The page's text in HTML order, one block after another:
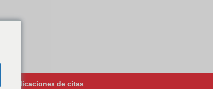
aplicaciones de citas